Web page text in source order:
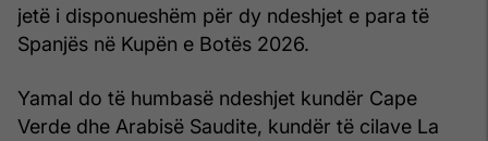
jetë i disponueshëm për dy ndeshjet e para të
Spanjës në Kupën e Botës 2026.
Yamal do të humbasë ndeshjet kundër Cape
Verde dhe Arabisë Saudite, kundër të cilave La